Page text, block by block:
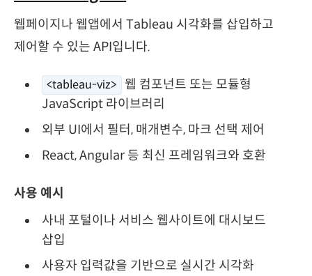
웹페이지나 웹앱에서 Tableau 시각화를 삽입하고
제어할 수 있는 API입니다.
<tableau-viz>
웹 컴포넌트 또는 모듈형
JavaScript 라이브러리
외부 UI에서 필터, 매개변수, 마크 선택 제어
React, Angular 등 최신 프레임워크와 호환
사용 예시
사내 포털이나 서비스 웹사이트에 대시보드
삽입
사용자 입력값을 기반으로 실시간 시각화